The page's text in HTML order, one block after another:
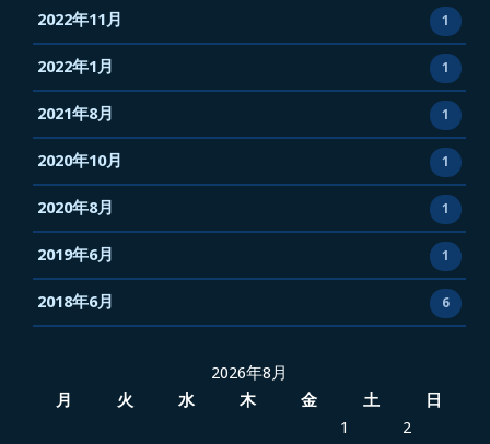
2022年11月 1
2022年1月 1
2021年8月 1
2020年10月 1
2020年8月 1
2019年6月 1
2018年6月 6
2026年8月
月
火 水 木 金 土
日
1
2